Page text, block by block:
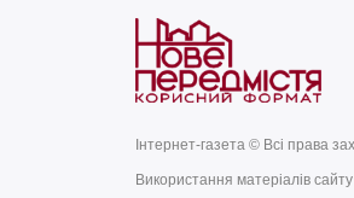
Інтернет-газета © Всі права
Використання матеріалів